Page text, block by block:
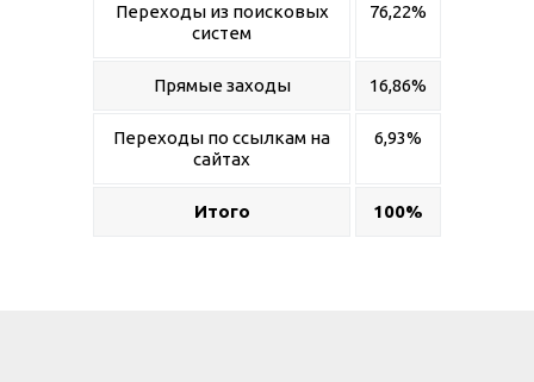
Переходы из поисковых
систем
76,22%
Прямые заходы 16,86%
Переходы по ссылкам на
сайтах
6,93%
Итого 100%